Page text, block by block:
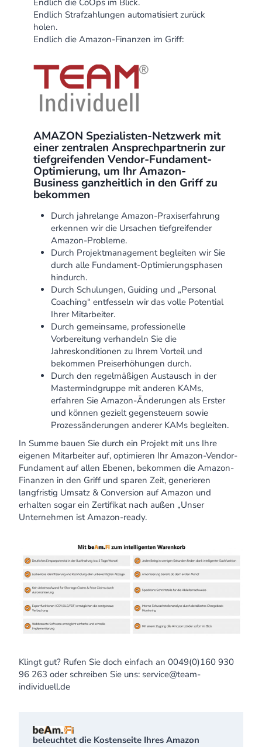
Endlich die CoOps im Blick.
Endlich Strafzahlungen automatisiert zurück
holen.
Endlich die Amazon-Finanzen im Griff:
AMAZON Spezialisten-Netzwerk mit
einer zentralen Ansprechpartnerin zur
tiefgreifenden Vendor-Fundament-
Optimierung, um Ihr Amazon-
Business ganzheitlich in den Griff zu
bekommen
Durch jahrelange Amazon-Praxiserfahrung
erkennen wir die Ursachen tiefgreifender
Amazon-Probleme.
Durch Projektmanagement begleiten wir Sie
durch alle Fundament-Optimierungsphasen
hindurch.
Durch Schulungen, Guiding und „Personal
Coaching“ entfesseln wir das volle Potential
Ihrer Mitarbeiter.
Durch gemeinsame, professionelle
Vorbereitung verhandeln Sie die
Jahreskonditionen zu Ihrem Vorteil und
bekommen Preiserhöhungen durch.
Durch den regelmäßigen Austausch in der
Mastermindgruppe mit anderen KAMs,
erfahren Sie Amazon-Änderungen als Erster
und können gezielt gegensteuern sowie
Prozessänderungen anderer KAMs begleiten.
In Summe bauen Sie durch ein Projekt mit uns Ihre
eigenen Mitarbeiter auf, optimieren Ihr Amazon-Vendor-
Fundament auf allen Ebenen, bekommen die Amazon-
Finanzen in den Griff und sparen Zeit, generieren
langfristig Umsatz & Conversion auf Amazon und
erhalten sogar ein Zertifikat nach außen „Unser
Unternehmen ist Amazon-ready.
Klingt gut? Rufen Sie doch einfach an 0049(0)160 930
96 263 oder schreiben Sie uns: service@team-
individuell.de
beleuchtet die Kostenseite Ihres Amazon